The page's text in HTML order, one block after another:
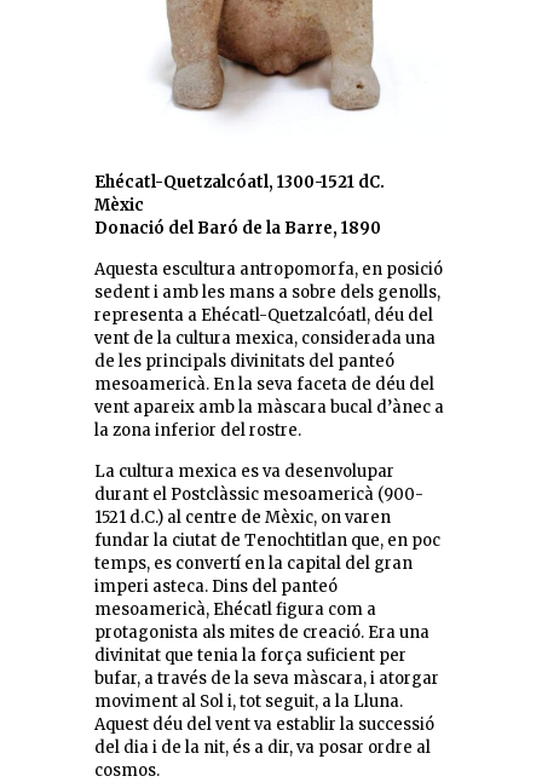
Ehécatl-Quetzalcóatl, 1300-1521 dC.
Mèxic
Donació del Baró de la Barre, 1890
Aquesta escultura antropomorfa, en posició
sedent i amb les mans a sobre dels genolls,
representa a Ehécatl-Quetzalcóatl, déu del
vent de la cultura mexica, considerada una
de les principals divinitats del panteó
mesoamericà. En la seva faceta de déu del
vent apareix amb la màscara bucal d’ànec a
la zona inferior del rostre.
La cultura mexica es va desenvolupar
durant el Postclàssic mesoamericà (900-
1521 d.C.) al centre de Mèxic, on varen
fundar la ciutat de Tenochtitlan que, en poc
temps, es convertí en la capital del gran
imperi asteca. Dins del panteó
mesoamericà, Ehécatl figura com a
protagonista als mites de creació. Era una
divinitat que tenia la força suficient per
bufar, a través de la seva màscara, i atorgar
moviment al Sol i, tot seguit, a la Lluna.
Aquest déu del vent va establir la successió
del dia i de la nit, és a dir, va posar ordre al
cosmos.